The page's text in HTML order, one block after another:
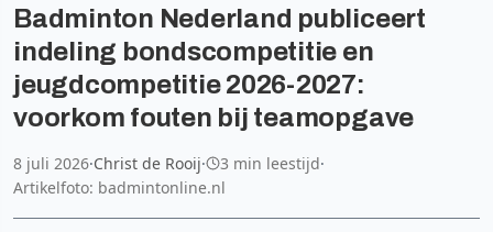
Badminton Nederland publiceert
indeling bondscompetitie en
jeugdcompetitie 2026-2027:
voorkom fouten bij teamopgave
8 juli 2026·Christ de Rooij· 3 min leestijd·
Artikelfoto: badmintonline.nl